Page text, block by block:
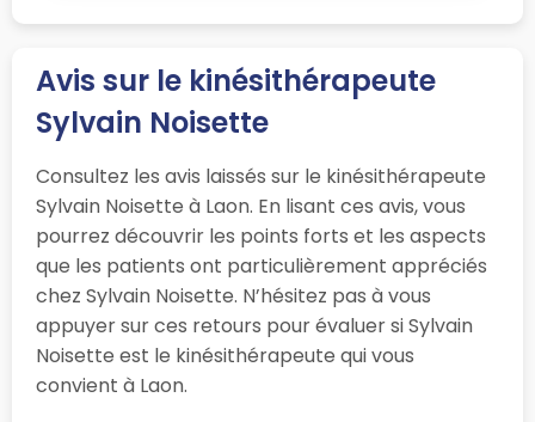
Avis sur le kinésithérapeute
Sylvain Noisette
Consultez les avis laissés sur le kinésithérapeute
Sylvain Noisette à Laon. En lisant ces avis, vous
pourrez découvrir les points forts et les aspects
que les patients ont particulièrement appréciés
chez Sylvain Noisette. N’hésitez pas à vous
appuyer sur ces retours pour évaluer si Sylvain
Noisette est le kinésithérapeute qui vous
convient à Laon.